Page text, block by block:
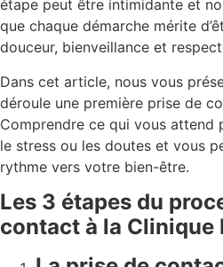
étape peut être intimidante et
que chaque démarche mérite
douceur, bienveillance et
Dans cet article, nous vous
déroule une première prise de
Comprendre ce qui vous attend
le stress ou les doutes et vous
rythme vers votre bien-être.
Les 3 étapes du
contact à la Clinique